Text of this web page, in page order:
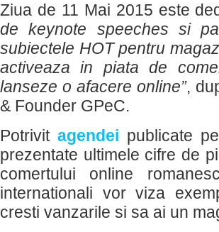
Ziua de 11 Mai 2015 este
de keynote speeches si
subiectele HOT pentru
activeaza in piata de
lanseze o afacere online”,
& Founder GPeC.
Potrivit agendei publicate
prezentate ultimele cifre de
comertului online
internationali vor viza
cresti vanzarile si sa ai un